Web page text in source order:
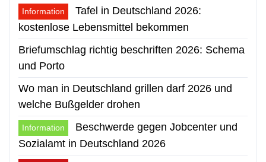
Information
Tafel in Deutschland 2026:
kostenlose Lebensmittel bekommen
Briefumschlag richtig beschriften 2026: Schema
und Porto
Wo man in Deutschland grillen darf 2026 und
welche Bußgelder drohen
Information
Beschwerde gegen Jobcenter und
Sozialamt in Deutschland 2026